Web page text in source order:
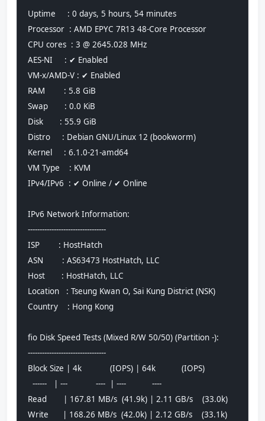
Uptime     : 0 days, 5 hours, 54 minutes
Processor  : AMD EPYC 7R13 48-Core Processor
CPU cores  : 3 @ 2645.028 MHz
AES-NI     : ✔ Enabled
VM-x/AMD-V : ✔ Enabled
RAM        : 5.8 GiB
Swap       : 0.0 KiB
Disk       : 55.9 GiB
Distro     : Debian GNU/Linux 12 (bookworm)
Kernel     : 6.1.0-21-amd64
VM Type    : KVM
IPv4/IPv6  : ✔ Online / ✔ Online
IPv6 Network Information:
---------------------------------
ISP        : HostHatch
ASN        : AS63473 HostHatch, LLC
Host       : HostHatch, LLC
Location   : Tseung Kwan O, Sai Kung District (NSK)
Country    : Hong Kong
fio Disk Speed Tests (Mixed R/W 50/50) (Partition -):
---------------------------------
Block Size | 4k            (IOPS) | 64k           (IOPS)
  ------   | ---            ----  | ----           ----
Read       | 167.81 MB/s  (41.9k) | 2.11 GB/s    (33.0k)
Write      | 168.26 MB/s  (42.0k) | 2.12 GB/s    (33.1k)